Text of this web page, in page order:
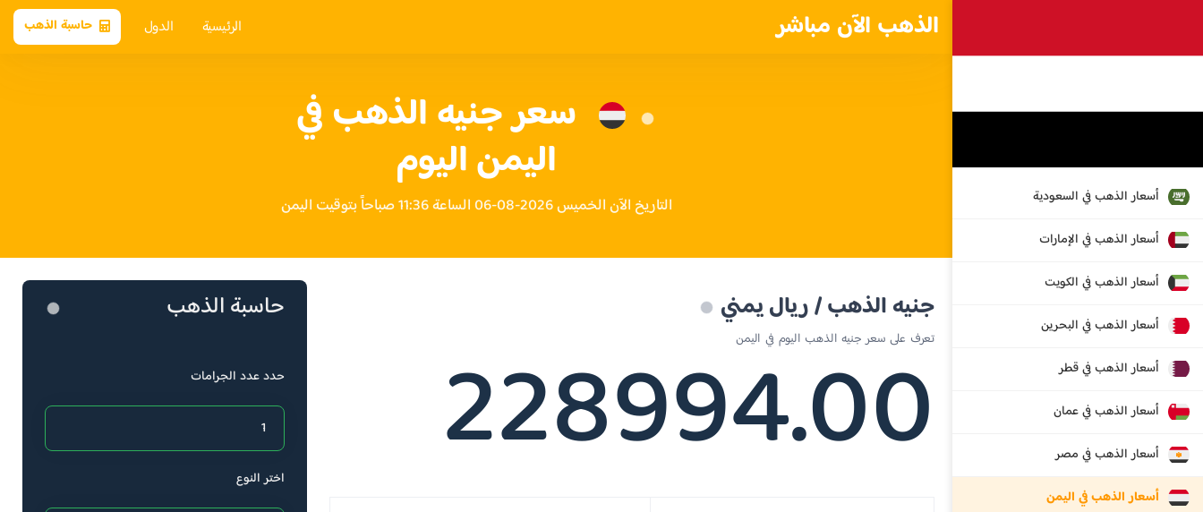
الذهب الآن مباشر الرئيسية الدول حاسبة الذهب
أسعار الذهب في السعودية
أسعار الذهب في الإمارات
أسعار الذهب في الكويت
أسعار الذهب في البحرين
أسعار الذهب في قطر
أسعار الذهب في عمان
أسعار الذهب في مصر
أسعار الذهب في اليمن
سعر جنيه الذهب في
اليمن اليوم
التاريخ الآن الخميس 2026-08-06 الساعة 11:36 صباحاً بتوقيت اليمن
جنيه الذهب / ريال يمني
تعرف على سعر جنيه الذهب اليوم في اليمن
228994.00
حاسبة الذهب
حدد عدد الجرامات
اختر النوع